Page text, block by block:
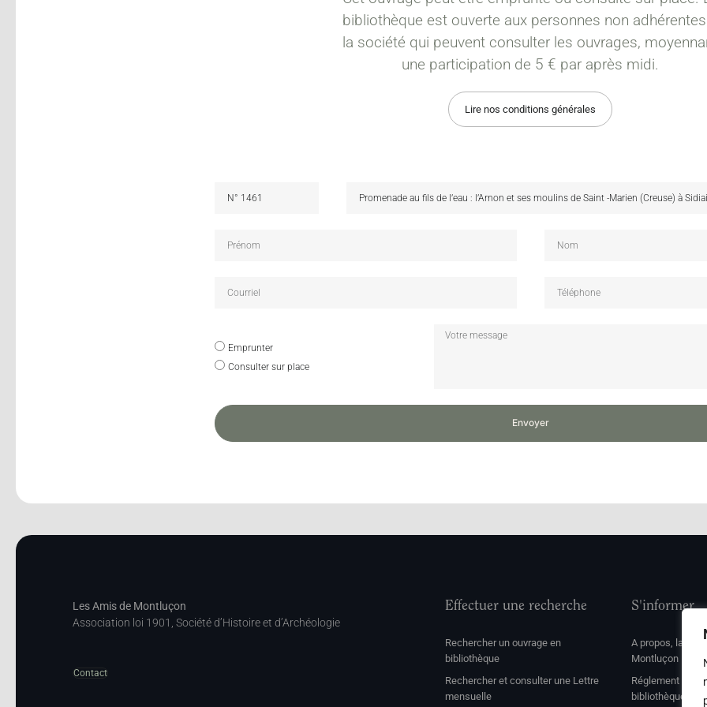
bibliothèque est ouverte aux personnes non
la société qui peuvent consulter les ouvrages,
une participation de 5 € par après midi.
Lire nos conditions générales
Emprunter
Consulter sur place
Envoyer
Les Amis de Montluçon
Association loi 1901, Société d’Histoire et d’Archéologie
Contact
Effectuer une recherche
Rechercher un ouvrage en
bibliothèque
Rechercher et consulter une Lettre
mensuelle
S'informer
A propos, la
Montluçon
Réglement de
bibliothèque et